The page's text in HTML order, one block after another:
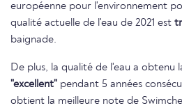
européenne pour l'environnement
qualité actuelle de l'eau de 2021 est
baignade.
De plus, la qualité de l'eau a obtenu
"excellent" pendant 5 années
obtient la meilleure note de